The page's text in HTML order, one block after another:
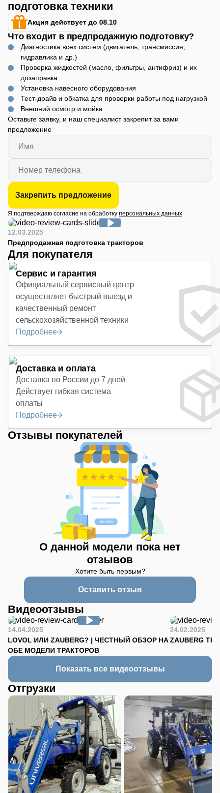
подготовка техники
Акция действует до 08.10
Что входит в предпродажную подготовку?
Диагностика всех систем (двигатель, трансмиссия,
гидравлика и др.)
Проверка жидкостей (масло, фильтры, антифриз) и их
дозаправка
Установка навесного оборудования
Тест-драйв и обкатка для проверки работы под нагрузкой
Внешний осмотр и мойка
Оставьте заявку, и наш специалист закрепит за вами
предложение
Закрепить предложение
Я подтверждаю согласие на обработку персональных данных
12.03.2025
Предпродажная подготовка тракторов
Для покупателя
Сервис и гарантия
Официальный сервисный центр
осуществляет быстрый выезд и
качественный ремонт
сельскохозяйственной техники
Подробнее
Доставка и оплата
Доставка по России до 7 дней
Действует гибкая система
оплаты
Подробнее
Отзывы покупателей
О данной модели пока нет
отзывов
Хотите быть первым?
Оставить отзыв
Видеоотзывы
14.04.2025
LOVOL ИЛИ ZAUBERG? | ЧЕСТНЫЙ ОБЗОР НА
ОБЕ МОДЕЛИ ТРАКТОРОВ
24.02.2025
ZAUBERG
Показать все видеоотзывы
Отгрузки